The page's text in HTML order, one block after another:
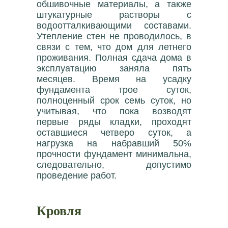
обшивочные материалы, а также
штукатурные растворы с
водоотталкивающими составами.
Утепление стен не проводилось, в
связи с тем, что дом для летнего
проживания. Полная сдача дома в
эксплуатацию заняла пять
месяцев. Время на усадку
фундамента трое суток,
полноценный срок семь суток, но
учитывая, что пока возводят
первые ряды кладки, проходят
оставшиеся четверо суток, а
нагрузка на набравший 50%
прочности фундамент минимальна,
следовательно, допустимо
проведение работ.
Кровля